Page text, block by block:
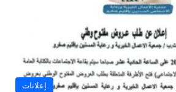
إعلانات